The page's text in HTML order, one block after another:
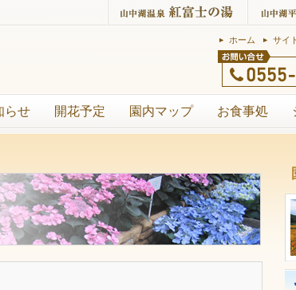
ホーム サイ
らせ 開花予定 園内マップ お食事処